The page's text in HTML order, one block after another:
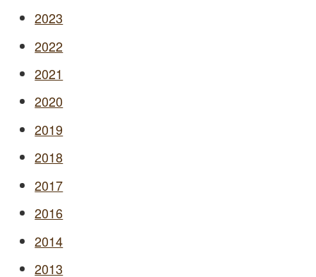
2023
2022
2021
2020
2019
2018
2017
2016
2014
2013